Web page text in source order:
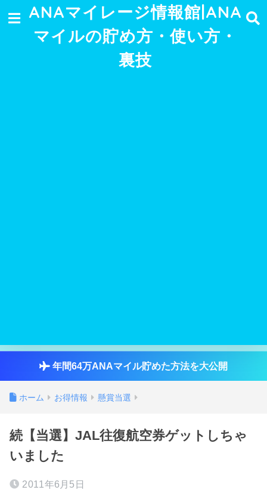
ANAマイレージ情報館|ANA
マイルの貯め方・使い方・
裏技
年間64万ANAマイル貯めた方法を大公開
ホーム お得情報 懸賞当選
続【当選】JAL往復航空券ゲットしちゃ
いました
2011年6月5日